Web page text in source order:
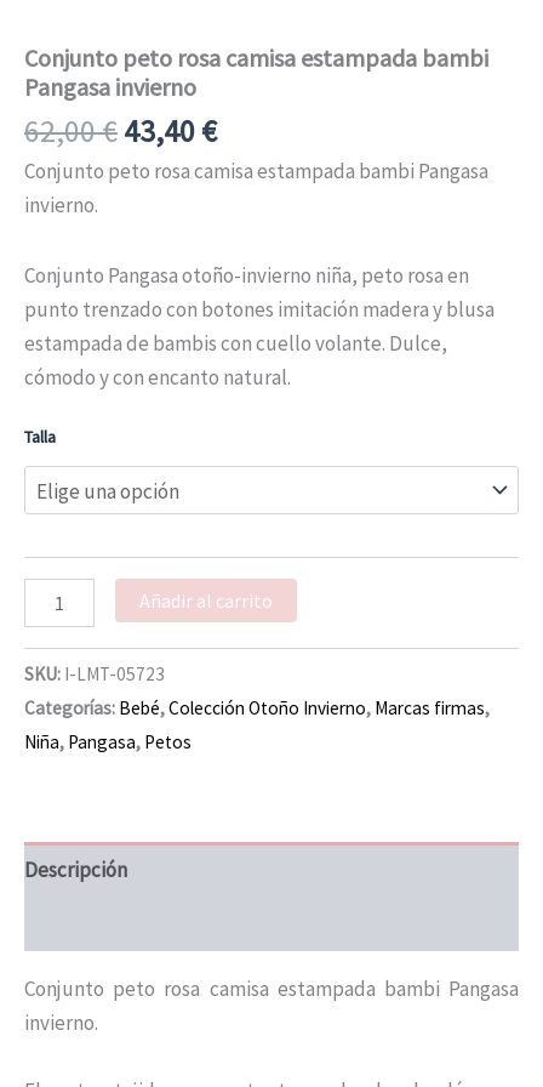
Conjunto peto rosa camisa estampada bambi
Pangasa invierno
62,00€43,40€
Conjunto peto rosa camisa estampada bambi Pangasa
invierno.
Conjunto Pangasa otoño-invierno niña, peto rosa en
punto trenzado con botones imitación madera y blusa
estampada de bambis con cuello volante. Dulce,
cómodo y con encanto natural.
Talla
Añadir al carrito
SKU: I-LMT-05723
Categorías: Bebé,Colección Otoño Invierno, Marcas firmas,
Niña, Pangasa, Petos
Descripción
Conjunto peto rosa camisa estampada bambi Pangasa
invierno.